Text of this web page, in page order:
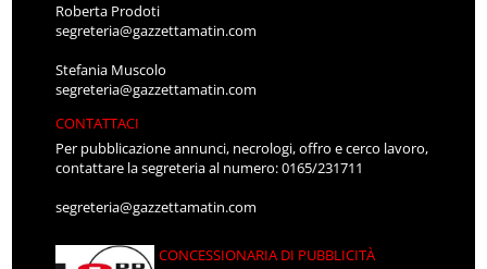
Roberta Prodoti
segreteria@gazzettamatin.com
Stefania Muscolo
segreteria@gazzettamatin.com
CONTATTACI
Per pubblicazione annunci, necrologi, offro e cerco lavoro,
contattare la segreteria al numero: 0165/231711
segreteria@gazzettamatin.com
CONCESSIONARIA DI PUBBLICITÀ